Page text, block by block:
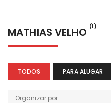
MATHIAS VELHO (1)
TODOS PARA ALUGAR
Organizar por